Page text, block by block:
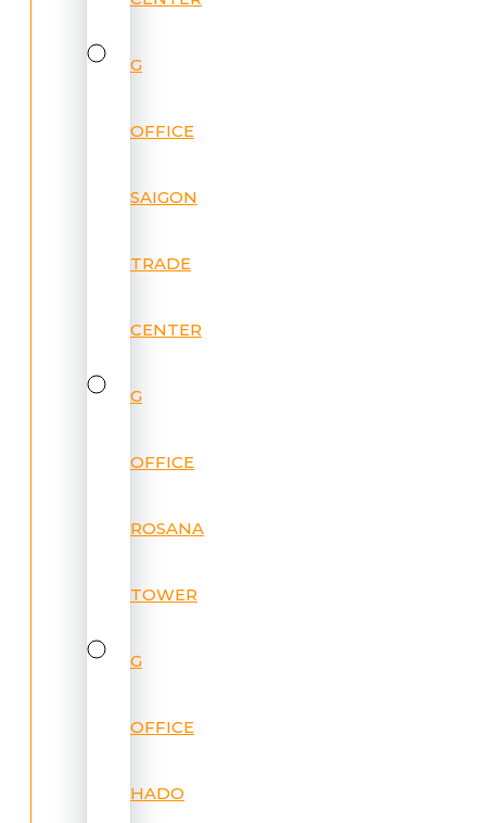
G
OFFICE
SAIGON
TRADE
CENTER
G
OFFICE
ROSANA
TOWER
G
OFFICE
HADO